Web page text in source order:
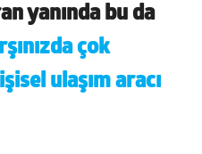
yanında bu da
çok
ulaşım aracı